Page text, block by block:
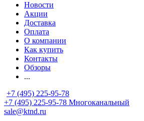
Новости
Акции
Доставка
Оплата
О компании
Как купить
Контакты
Обзоры
...
+7 (495) 225-95-78
+7 (495) 225-95-78 Многоканальный
sale@ktnd.ru